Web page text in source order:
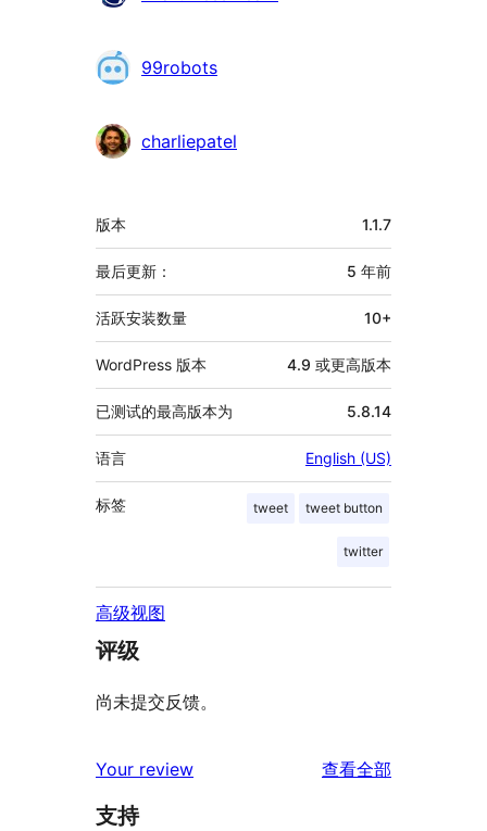
者
99robots
charliepatel
额
外
信
息
版本 1.1.7
最后更新： 5 年前
活跃安装数量 10+
WordPress 版本 4.9 或更高版本
已测试的最高版本为 5.8.14
语言 English (US)
标签 tweet tweet button
twitter
高级视图
评级
尚未提交反馈。
Your review 查看全部
支持